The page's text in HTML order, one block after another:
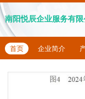
南阳悦辰企业服务有限
首页 企业简介